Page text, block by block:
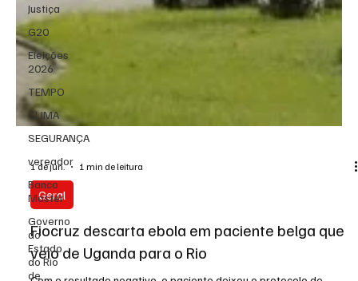
Justiça
G20
Eleições
2026
TEMPO
CLIMA
SEGURANÇA
vereador
Banco
Master
Governo
do
Estado
do Rio
de